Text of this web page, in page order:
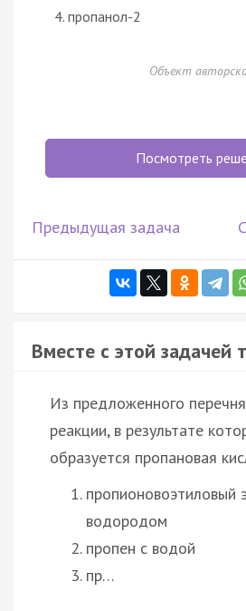
пропанол-2
Объект
Посмотреть
Предыдущая задача
Вместе с этой
Из предложенного
реакции, в результате
образуется пропановая
пропионовоэтиловый
водородом
пропен с водой
пр…